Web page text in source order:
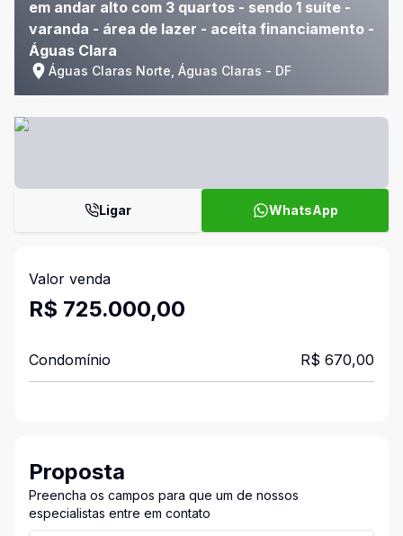
em andar alto com 3 quartos - sendo 1 suíte -
varanda - área de lazer - aceita financiamento -
Águas Clara
Águas Claras Norte, Águas Claras - DF
Ligar WhatsApp
Valor venda
R$ 725.000,00
Condomínio R$ 670,00
Proposta
Preencha os campos para que um de nossos
especialistas entre em contato